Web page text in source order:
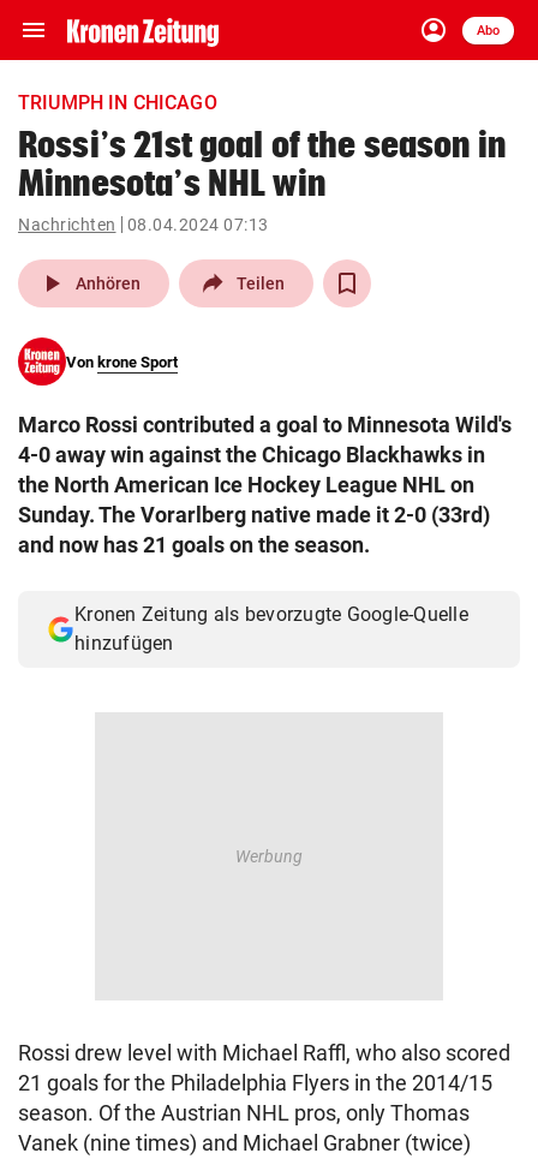
menu Navigation
ein-/ausklappen
account_circle
Anmelden
Abo
close Schließen
account_circle Anmelden
pin_drop
Wien arrow_right
search
eingeben
© Krone Multimedia GmbH & Co KG 2026
TRIUMPH IN CHICAGO
Rossi’s 21st goal of the season in
Minnesota’s NHL win
Nachrichten 08.04.2024 07:13
play_arrow Anhören Teilen
Von krone Sport
Marco Rossi contributed a goal to Minnesota Wild's
4-0 away win against the Chicago Blackhawks in
the North American Ice Hockey League NHL on
Sunday. The Vorarlberg native made it 2-0 (33rd)
and now has 21 goals on the season.
Kronen Zeitung als bevorzugte Google-Quelle
hinzufügen
Rossi drew level with Michael Raffl, who also scored
21 goals for the Philadelphia Flyers in the 2014/15
season. Of the Austrian NHL pros, only Thomas
Vanek (nine times) and Michael Grabner (twice)